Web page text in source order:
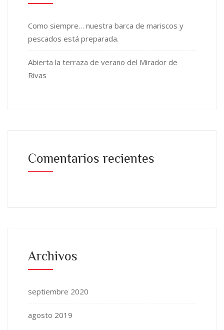
Como siempre… nuestra barca de mariscos y
pescados está preparada.
Abierta la terraza de verano del Mirador de
Rivas
Comentarios recientes
Archivos
septiembre 2020
agosto 2019